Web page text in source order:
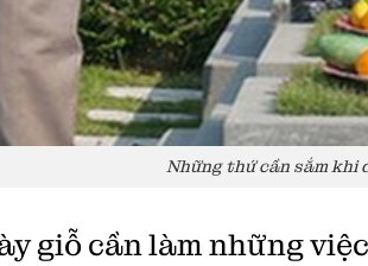
Những thứ cần sắm khi
giỗ cần làm những